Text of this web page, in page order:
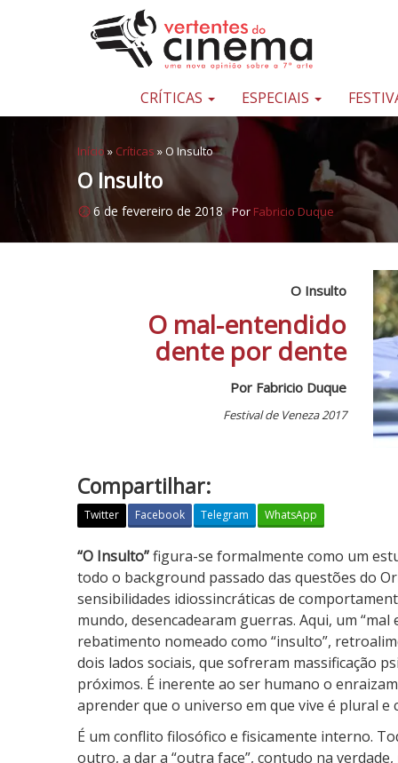
Pular para o conteúdo
Uma
sobre
sétima
arte
CRÍTICAS ESPECIAIS
Início » Críticas »O Insulto
O Insulto
6 de fevereiro de 2018 Por Fabricio Duque
O Insulto
O mal-entendido
dente por dente
Por Fabricio Duque
Festival de Veneza 2017
Compartilhar:
Twitter Facebook Telegram WhatsApp
O
I
n
s
u
l
t
o
“O Insulto”figura-se formalmente como um
todo o background passado das questões do
sensibilidades idiossincráticas de
mundo, desencadearam guerras. Aqui, um
rebatimento nomeado como “insulto”,
dois lados sociais, que sofreram massificação
próximos. É inerente ao ser humano o
aprender que o universo em que vive é plural e
É um conflito filosófico e fisicamente interno.
outro, a dar a “outra face”, contudo na